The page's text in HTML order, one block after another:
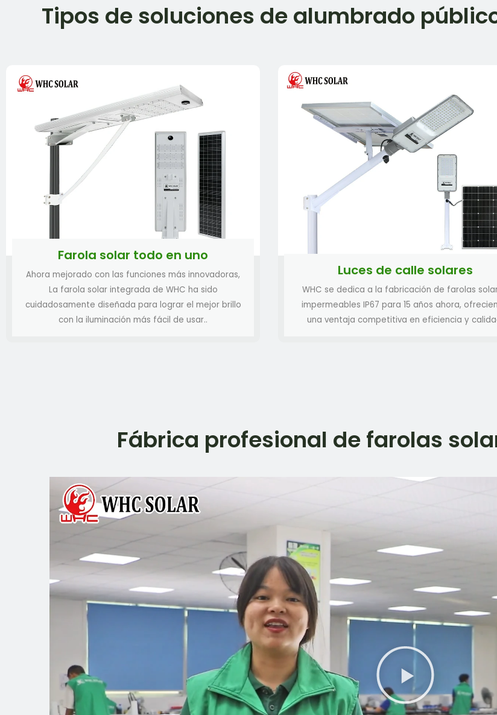
Tipos de soluciones de alumbrado
Farola solar todo en uno
Ahora mejorado con las funciones más innovadoras,
La farola solar integrada de WHC ha sido
cuidadosamente diseñada para lograr el mejor brillo
con la iluminación más fácil de usar..
Farola solar todo en uno que aumenta
30W-120W
Farola solar integrada Super 30W-120W
Farola solar todo en uno máx. 40W-120W
Luces de calle solares
WHC se dedica a la fabricación de farolas
impermeables IP67 para 15 años ahora,
una ventaja competitiva en eficiencia y
Farola solar serie PB8180 80W
Farola solar serie PB8150 50W
Farola solar serie Sky 60W -120W
Fábrica profesional de farolas